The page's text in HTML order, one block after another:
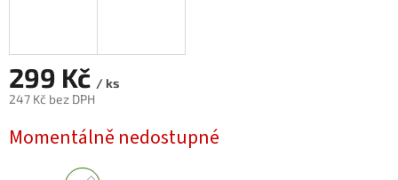
299 Kč / ks
247 Kč bez DPH
cena:
Momentálně nedostupné